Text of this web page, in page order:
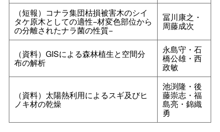
（短報）コナラ集団枯損被害木のシイ
タケ原木としての適性−材変色部位から
の分離されたナラ菌の性質−
冨川康之・
周藤成次
（資料）GISによる森林植生と空間分
布の解析
永島守・石
橋公雄・西
政敏
（資料）太陽熱利用によるスギ及びヒ
ノキ材の乾燥
池渕隆・後
藤崇志・福
島亮・錦織
勇